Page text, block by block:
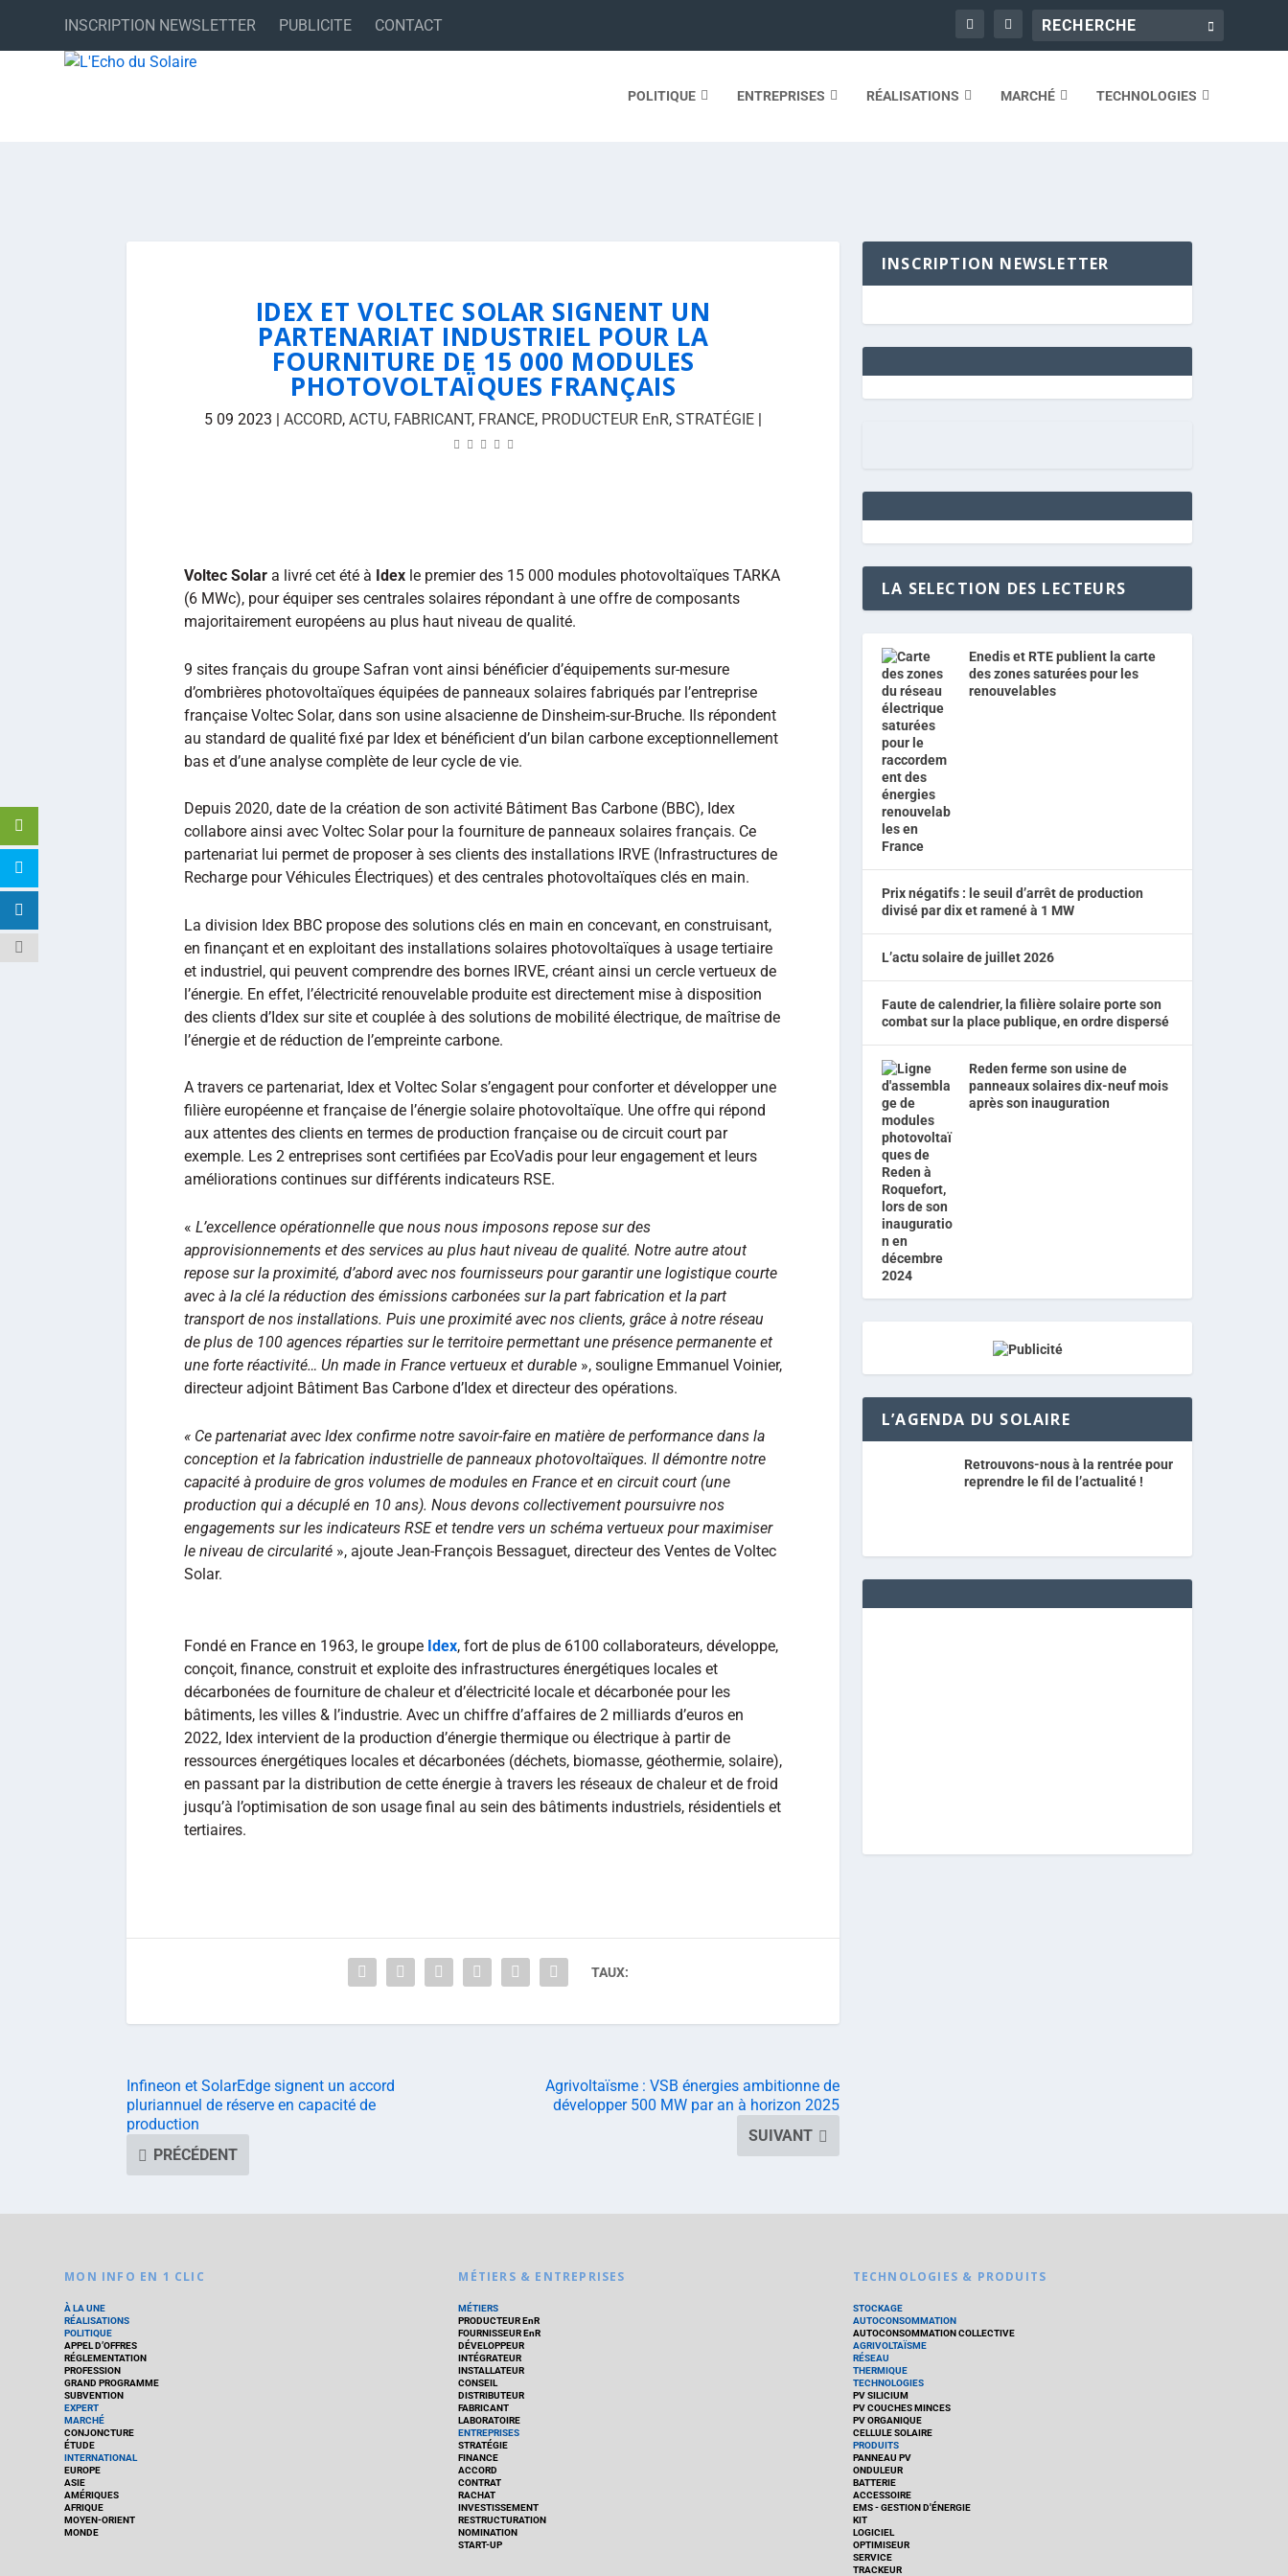
INSCRIPTION NEWSLETTER PUBLICITE CONTACT
POLITIQUE ENTREPRISES RÉALISATIONS MARCHÉ TECHNOLOGIES
IDEX ET VOLTEC SOLAR SIGNENT UN
PARTENARIAT INDUSTRIEL POUR LA
FOURNITURE DE 15 000 MODULES
PHOTOVOLTAÏQUES FRANÇAIS
5 09 2023 | ACCORD, ACTU, FABRICANT, FRANCE, PRODUCTEUR EnR, STRATÉGIE |
Voltec Solar a livré cet été à Idex le premier des 15 000 modules photovoltaïques TARKA
(6 MWc), pour équiper ses centrales solaires répondant à une offre de composants
majoritairement européens au plus haut niveau de qualité.
9 sites français du groupe Safran vont ainsi bénéficier d’équipements sur-mesure
d’ombrières photovoltaïques équipées de panneaux solaires fabriqués par l’entreprise
française Voltec Solar, dans son usine alsacienne de Dinsheim-sur-Bruche. Ils répondent
au standard de qualité fixé par Idex et bénéficient d’un bilan carbone exceptionnellement
bas et d’une analyse complète de leur cycle de vie.
Depuis 2020, date de la création de son activité Bâtiment Bas Carbone (BBC), Idex
collabore ainsi avec Voltec Solar pour la fourniture de panneaux solaires français. Ce
partenariat lui permet de proposer à ses clients des installations IRVE (Infrastructures de
Recharge pour Véhicules Électriques) et des centrales photovoltaïques clés en main.
La division Idex BBC propose des solutions clés en main en concevant, en construisant,
en finançant et en exploitant des installations solaires photovoltaïques à usage tertiaire
et industriel, qui peuvent comprendre des bornes IRVE, créant ainsi un cercle vertueux de
l’énergie. En effet, l’électricité renouvelable produite est directement mise à disposition
des clients d’Idex sur site et couplée à des solutions de mobilité électrique, de maîtrise de
l’énergie et de réduction de l’empreinte carbone.
A travers ce partenariat, Idex et Voltec Solar s’engagent pour conforter et développer une
filière européenne et française de l’énergie solaire photovoltaïque. Une offre qui répond
aux attentes des clients en termes de production française ou de circuit court par
exemple. Les 2 entreprises sont certifiées par EcoVadis pour leur engagement et leurs
améliorations continues sur différents indicateurs RSE.
« L’excellence opérationnelle que nous nous imposons repose sur des
approvisionnements et des services au plus haut niveau de qualité. Notre autre atout
repose sur la proximité, d’abord avec nos fournisseurs pour garantir une logistique courte
avec à la clé la réduction des émissions carbonées sur la part fabrication et la part
transport de nos installations. Puis une proximité avec nos clients, grâce à notre réseau
de plus de 100 agences réparties sur le territoire permettant une présence permanente et
une forte réactivité… Un made in France vertueux et durable », souligne Emmanuel Voinier,
directeur adjoint Bâtiment Bas Carbone d’Idex et directeur des opérations.
« Ce partenariat avec Idex confirme notre savoir-faire en matière de performance dans la
conception et la fabrication industrielle de panneaux photovoltaïques. Il démontre notre
capacité à produire de gros volumes de modules en France et en circuit court (une
production qui a décuplé en 10 ans). Nous devons collectivement poursuivre nos
engagements sur les indicateurs RSE et tendre vers un schéma vertueux pour maximiser
le niveau de circularité », ajoute Jean-François Bessaguet, directeur des Ventes de Voltec
Solar.
Fondé en France en 1963, le groupe Idex, fort de plus de 6100 collaborateurs, développe,
conçoit, finance, construit et exploite des infrastructures énergétiques locales et
décarbonées de fourniture de chaleur et d’électricité locale et décarbonée pour les
bâtiments, les villes & l’industrie. Avec un chiffre d’affaires de 2 milliards d’euros en
2022, Idex intervient de la production d’énergie thermique ou électrique à partir de
ressources énergétiques locales et décarbonées (déchets, biomasse, géothermie, solaire),
en passant par la distribution de cette énergie à travers les réseaux de chaleur et de froid
jusqu’à l’optimisation de son usage final au sein des bâtiments industriels, résidentiels et
tertiaires.
TAUX:
Infineon et SolarEdge signent un accord
pluriannuel de réserve en capacité de
production
PRÉCÉDENT
Agrivoltaïsme : VSB énergies ambitionne de
développer 500 MW par an à horizon 2025
SUIVANT
INSCRIPTION NEWSLETTER
LA SELECTION DES LECTEURS
Enedis et RTE publient la carte
des zones saturées pour les
renouvelables
Prix négatifs : le seuil d’arrêt de production
divisé par dix et ramené à 1 MW
L’actu solaire de juillet 2026
Faute de calendrier, la filière solaire porte son
combat sur la place publique, en ordre dispersé
Reden ferme son usine de
panneaux solaires dix-neuf mois
après son inauguration
L’AGENDA DU SOLAIRE
Retrouvons-nous à la rentrée pour
reprendre le fil de l’actualité !
MON INFO EN 1 CLIC
À LA UNE
RÉALISATIONS
POLITIQUE
APPEL D’OFFRES
RÉGLEMENTATION
PROFESSION
GRAND PROGRAMME
SUBVENTION
EXPERT
MARCHÉ
CONJONCTURE
ÉTUDE
INTERNATIONAL
EUROPE
ASIE
AMÉRIQUES
AFRIQUE
MOYEN-ORIENT
MONDE
MÉTIERS & ENTREPRISES
MÉTIERS
PRODUCTEUR EnR
FOURNISSEUR EnR
DÉVELOPPEUR
INTÉGRATEUR
INSTALLATEUR
CONSEIL
DISTRIBUTEUR
FABRICANT
LABORATOIRE
ENTREPRISES
STRATÉGIE
FINANCE
ACCORD
CONTRAT
RACHAT
INVESTISSEMENT
RESTRUCTURATION
NOMINATION
START-UP
TECHNOLOGIES & PRODUITS
STOCKAGE
AUTOCONSOMMATION
AUTOCONSOMMATION COLLECTIVE
AGRIVOLTAÏSME
RÉSEAU
THERMIQUE
TECHNOLOGIES
PV SILICIUM
PV COUCHES MINCES
PV ORGANIQUE
CELLULE SOLAIRE
PRODUITS
PANNEAU PV
ONDULEUR
BATTERIE
ACCESSOIRE
EMS - GESTION D'ÉNERGIE
KIT
LOGICIEL
OPTIMISEUR
SERVICE
TRACKEUR